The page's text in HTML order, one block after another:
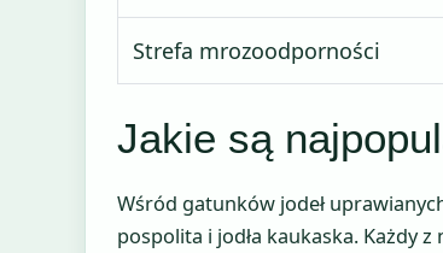
Strefa mrozoodporności
Jakie są
Wśród gatunków jodeł
pospolita i jodła kaukaska. Każdy